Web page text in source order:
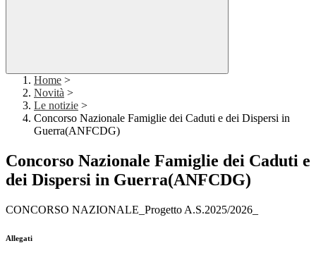
Home >
Novità >
Le notizie >
Concorso Nazionale Famiglie dei Caduti e dei Dispersi in
Guerra(ANFCDG)
Concorso Nazionale Famiglie dei Caduti e
dei Dispersi in Guerra(ANFCDG)
CONCORSO NAZIONALE_Progetto A.S.2025/2026_
Allegati